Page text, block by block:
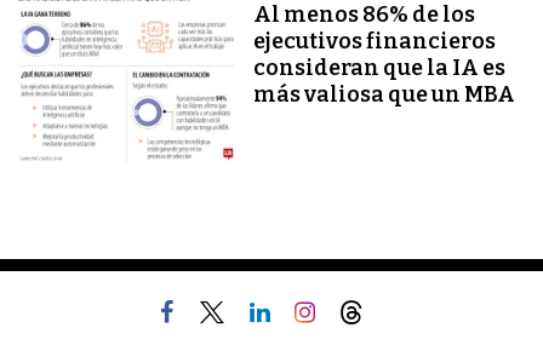
Al menos 86% de los
ejecutivos financieros
consideran que la IA es
más valiosa que un MBA